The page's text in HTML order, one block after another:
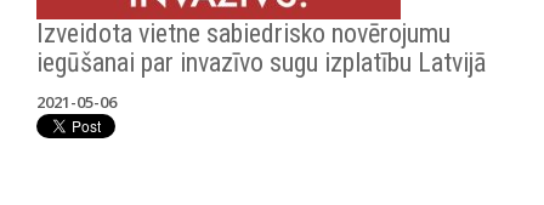
Izveidota vietne sabiedrisko novērojumu
iegūšanai par invazīvo sugu izplatību Latvijā
2021-05-06